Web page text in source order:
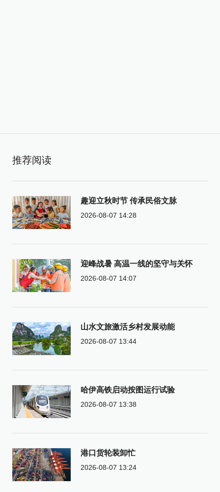
推荐阅读
趣迎立秋时节 传承民俗文脉
2026-08-07 14:28
迎峰战暑 高温一线的坚守与关怀
2026-08-07 14:07
山水文旅激活乡村发展动能
2026-08-07 13:44
哈伊高铁启动按图运行试验
2026-08-07 13:38
港口货轮装卸忙
2026-08-07 13:24